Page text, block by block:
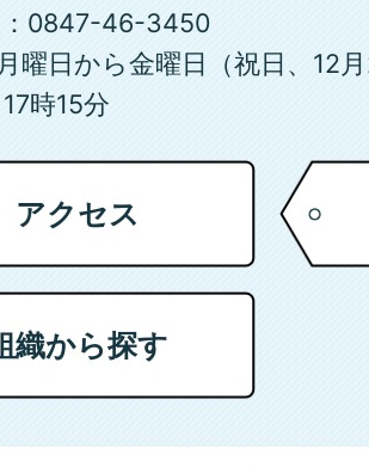
0847-46-3450
曜日から金曜日（祝日、12
時15分
アクセス
織から探す